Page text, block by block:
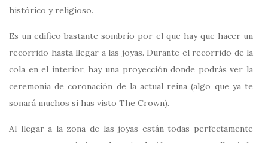
histórico y religioso.
Es un edifico bastante sombrío por el que hay que hacer un
recorrido hasta llegar a las joyas. Durante el recorrido de la
cola en el interior, hay una proyección donde podrás ver la
ceremonia de coronación de la actual reina (algo que ya te
sonará muchos si has visto The Crown).
Al llegar a la zona de las joyas están todas perfectamente